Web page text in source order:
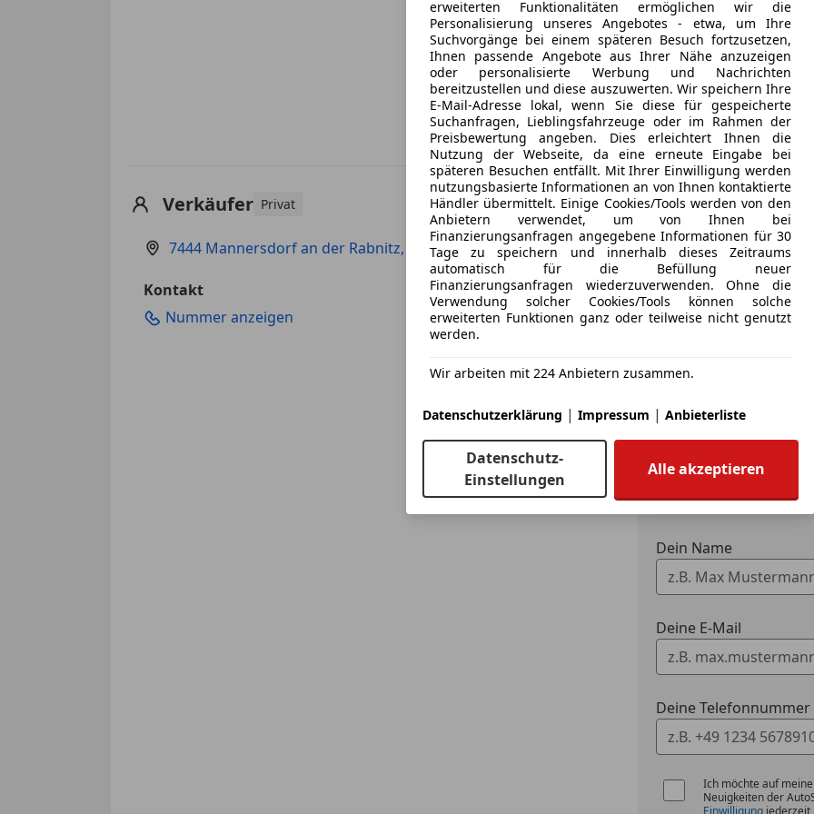
Freischaden-Gutschein ab Stufe 0
Auto einfach online versichern & Rabatt holen
Jetzt berechnen
Verkäufer Privat
7444 Mannersdorf an der Rabnitz, AT
Kontakt
Nummer anzeigen
Anbieter
Deine Nachricht
3 ähnliche
Ich erlaube den
zu kontaktieren.
Dein Name
Deine E-Mail
Deine
Ich möchte auf
Neuigkeiten der
Einwilligung jederzeit
erweiterten Funktionalitäten ermöglichen wir die
Personalisierung unseres Angebotes - etwa, um Ihre
Suchvorgänge bei einem späteren Besuch fortzusetzen,
Ihnen passende Angebote aus Ihrer Nähe anzuzeigen
oder personalisierte Werbung und Nachrichten
bereitzustellen und diese auszuwerten. Wir speichern Ihre
E-Mail-Adresse lokal, wenn Sie diese für gespeicherte
Suchanfragen, Lieblingsfahrzeuge oder im Rahmen der
Preisbewertung angeben. Dies erleichtert Ihnen die
Nutzung der Webseite, da eine erneute Eingabe bei
späteren Besuchen entfällt. Mit Ihrer Einwilligung werden
nutzungsbasierte Informationen an von Ihnen kontaktierte
Händler übermittelt. Einige Cookies/Tools werden von den
Anbietern verwendet, um von Ihnen bei
Finanzierungsanfragen angegebene Informationen für 30
Tage zu speichern und innerhalb dieses Zeitraums
automatisch für die Befüllung neuer
Finanzierungsanfragen wiederzuverwenden. Ohne die
Verwendung solcher Cookies/Tools können solche
erweiterten Funktionen ganz oder teilweise nicht genutzt
werden.
Wir arbeiten mit 224 Anbietern zusammen.
Datenschutzerklärung | Impressum | Anbieterliste
Datenschutz-
Einstellungen
Alle akzeptieren